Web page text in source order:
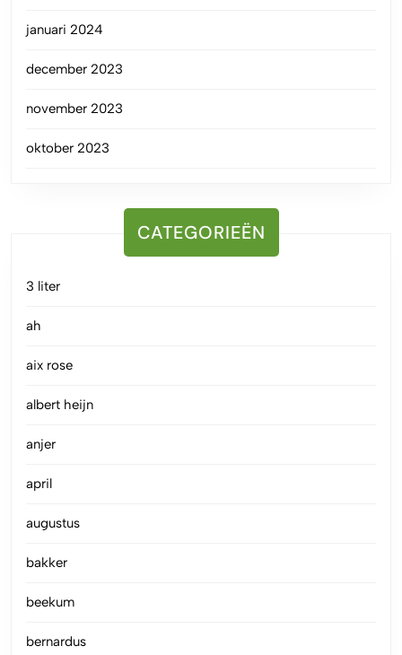
januari 2024
december 2023
november 2023
oktober 2023
CATEGORIEËN
3 liter
ah
aix rose
albert heijn
anjer
april
augustus
bakker
beekum
bernardus